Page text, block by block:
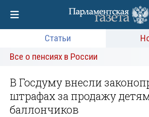
Статьи
Все о пенсиях в России
В Госдуму внесли
штрафах за продажу
баллончиков